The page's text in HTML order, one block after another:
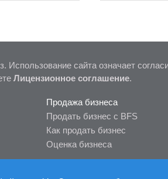
сайта означает
Лицензионное соглашение.
Продажа бизнеса
Продать бизнес с BFS
Как продать бизнес
Оценка бизнеса